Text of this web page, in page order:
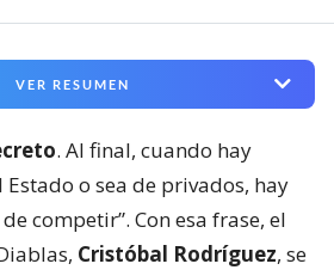
VER RESUMEN
. Al final, cuando hay
Estado o sea de privados, hay
competir”. Con esa frase, el
Cristóbal Rodríguez, se